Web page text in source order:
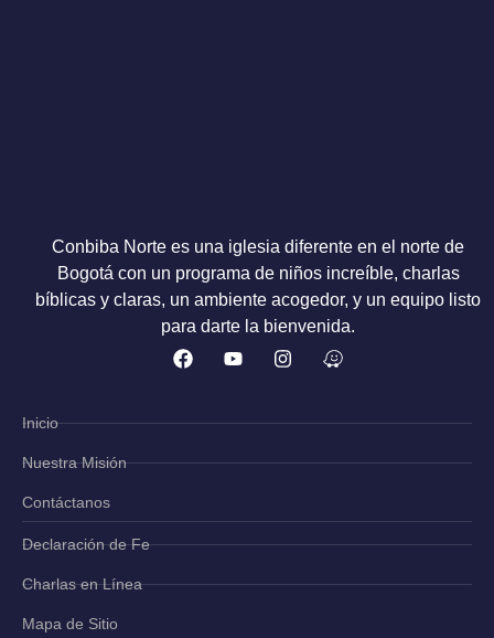
Conbiba Norte es una iglesia diferente en el norte de
Bogotá con un programa de niños increíble, charlas
bíblicas y claras, un ambiente acogedor, y un equipo listo
para darte la bienvenida.
Inicio
Nuestra Misión
Contáctanos
Declaración de Fe
Charlas en Línea
Mapa de Sitio